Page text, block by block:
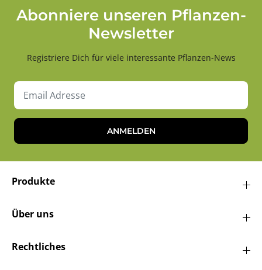
Abonniere unseren Pflanzen-
Newsletter
Registriere Dich für viele interessante Pflanzen-News
ANMELDEN
Produkte
Über uns
Rechtliches